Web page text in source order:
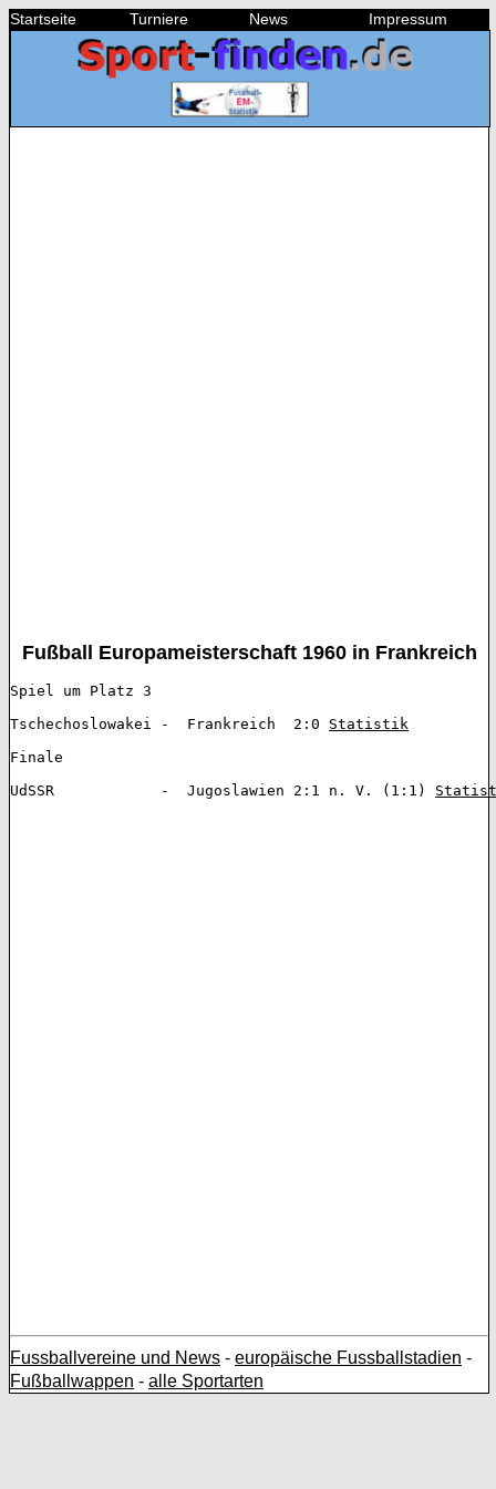
Startseite Turniere News Impressum
Fußball Europameisterschaft 1960 in Frankreich
Spiel um Platz 3
Tschechoslowakei -  Frankreich  2:0 Statistik
Finale
UdSSR  		 -  Jugoslawien 2:1 n. V. (1:1)
Fussballvereine und News - europäische Fussballstadien -
Fußballwappen - alle Sportarten